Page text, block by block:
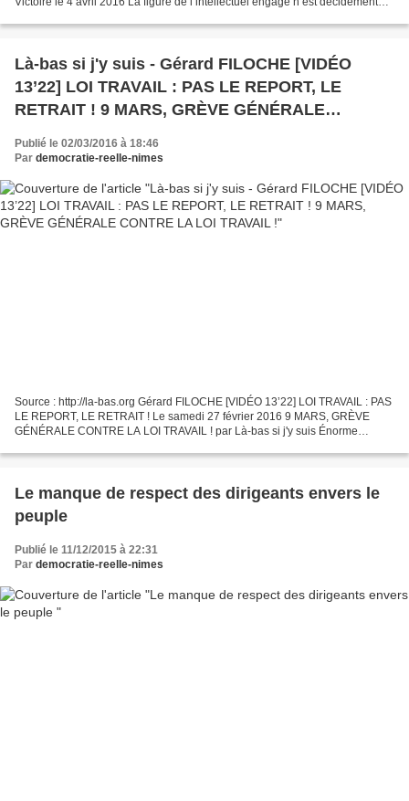
Là-bas si j'y suis - Gérard FILOCHE [VIDÉO
13’22] LOI TRAVAIL : PAS LE REPORT, LE
RETRAIT ! 9 MARS, GRÈVE GÉNÉRALE
Publié le 02/03/2016 à 18:46
Par democratie-reelle-nimes
Source : http://la-bas.org Gérard FILOCHE [VIDÉO 13’22] LOI TRAVAIL : PAS
LE REPORT, LE RETRAIT ! Le samedi 27 février 2016 9 MARS, GRÈVE
GÉNÉRALE CONTRE LA LOI TRAVAIL ! par Là-bas si j'y suis Énorme
Le manque de respect des dirigeants envers le
peuple
Publié le 11/12/2015 à 22:31
Par democratie-reelle-nimes